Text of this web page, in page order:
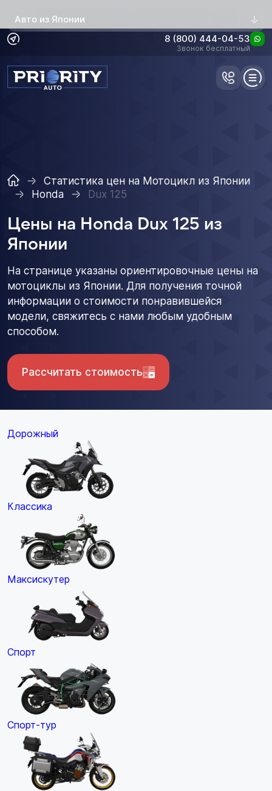
Авто из Японии
8 (800) 444-04-53
Звонок бесплатный
Статистика цен на Мотоцикл из Японии
Honda
Dux 125
Цены на Honda Dux 125 из
Японии
На странице указаны ориентировочные цены на
мотоциклы из Японии. Для получения точной
информации о стоимости понравившейся
модели, свяжитесь с нами любым удобным
способом.
Рассчитать стоимость
Дорожный
Классика
Максискутер
Спорт
Спорт-тур